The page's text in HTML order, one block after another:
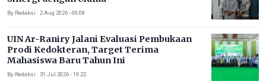
By Redaksi . 2 Aug 2026 - 00:08
UIN Ar-Raniry Jalani Evaluasi Pembukaan
Prodi Kedokteran, Target Terima
Mahasiswa Baru Tahun Ini
By Redaksi . 31 Jul 2026 - 19:22